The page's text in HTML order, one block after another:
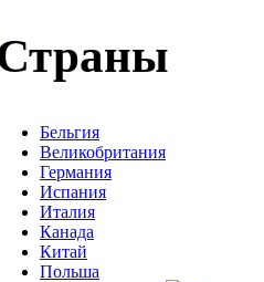
Бельгия
Великобритания
Германия
Испания
Италия
Канада
Китай
Польша